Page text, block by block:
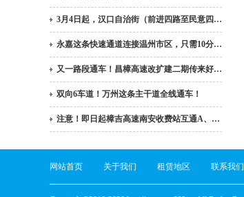
3月4日起，汉口自治街（前进四路至民意四…
永嘉这条快速通道连接温州市区，只需10分…
又一路段通车！昌樟高速改扩建二期传来好…
双向6车道！万州这条主干道全线通车！
注意！即日起樟吉高速南安收费站互通A、…
网站首页 关于我们 租赁地区 联系我们